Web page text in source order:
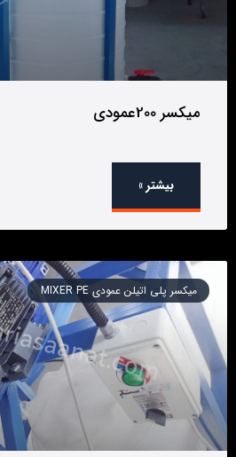
میکسر 200عمودی
بیشتر »
میکسر پلی اتیلن عمودی MIXER PE